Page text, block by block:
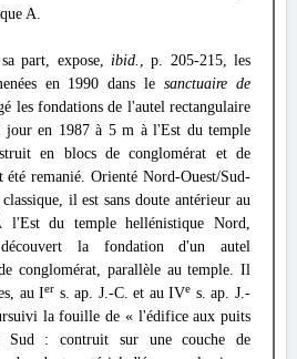
A.
part, expose, ibid. , p. 205-215, les
en 1990 dans lesanctuaire de
les fondations de l'autel rectangulaire
en 1987 à 5 m à l'Est du temple
en blocs de conglomérat et de
remanié. Orienté Nord-Ouest/Sud-
il est sans doute antérieur au
l'Est du temple hellénistique Nord,
la fondation d'un autel
conglomérat, parallèle au temple. Il
au Ier s. ap. J.-C. et au IVe s. ap. J.-
la fouille de « l'édifice aux puits
: contruit sur une couche de